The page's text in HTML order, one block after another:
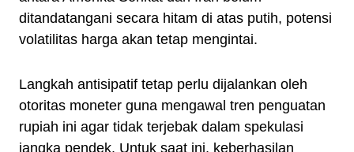
ditandatangani secara hitam di atas putih, potensi
volatilitas harga akan tetap mengintai.
Langkah antisipatif tetap perlu dijalankan oleh
otoritas moneter guna mengawal tren penguatan
rupiah ini agar tidak terjebak dalam spekulasi
jangka pendek. Untuk saat ini, keberhasilan